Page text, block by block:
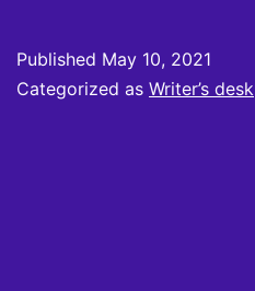
mucho
Published May 10, 2021
Categorized as Writer’s desk